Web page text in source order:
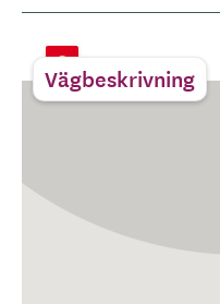
Vägbeskrivning